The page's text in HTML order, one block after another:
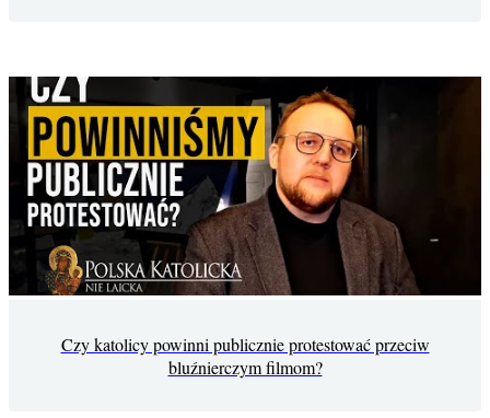
Czy katolicy powinni publicznie protestować przeciw
bluźnierczym filmom?